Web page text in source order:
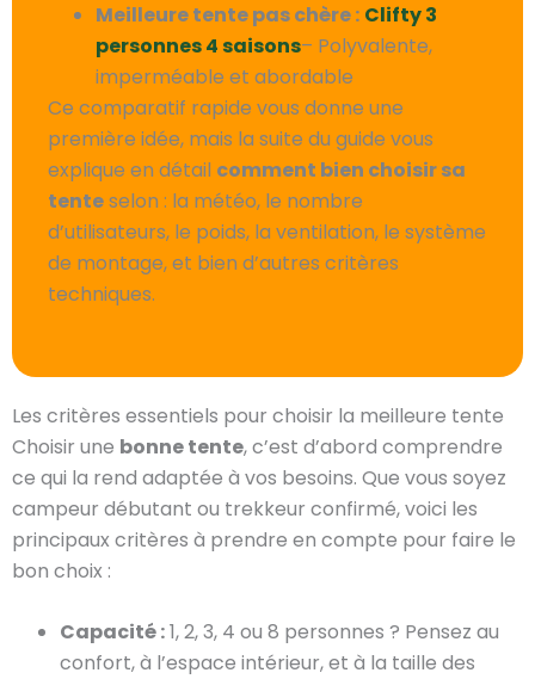
Meilleure tente pas chère : Clifty 3
personnes 4 saisons– Polyvalente,
imperméable et abordable
Ce comparatif rapide vous donne une
première idée, mais la suite du guide vous
explique en détail comment bien choisir sa
tenteselon : la météo, le nombre
d’utilisateurs, le poids, la ventilation, le système
de montage, et bien d’autres critères
techniques.
Les critères essentiels pour choisir la meilleure tente
Choisir une bonne tente, c’est d’abord comprendre
ce qui la rend adaptée à vos besoins. Que vous soyez
campeur débutant ou trekkeur confirmé, voici les
principaux critères à prendre en compte pour faire le
bon choix :
Capacité :1, 2, 3, 4 ou 8 personnes ? Pensez au
confort, à l’espace intérieur, et à la taille des